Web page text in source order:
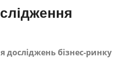
досліджень бізнес-ринку